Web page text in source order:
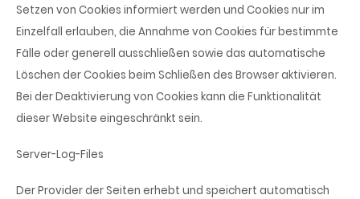
Setzen von Cookies informiert werden und Cookies nur im
Einzelfall erlauben, die Annahme von Cookies für bestimmte
Fälle oder generell ausschließen sowie das automatische
Löschen der Cookies beim Schließen des Browser aktivieren.
Bei der Deaktivierung von Cookies kann die Funktionalität
dieser Website eingeschränkt sein.
Server-Log-Files
Der Provider der Seiten erhebt und speichert automatisch